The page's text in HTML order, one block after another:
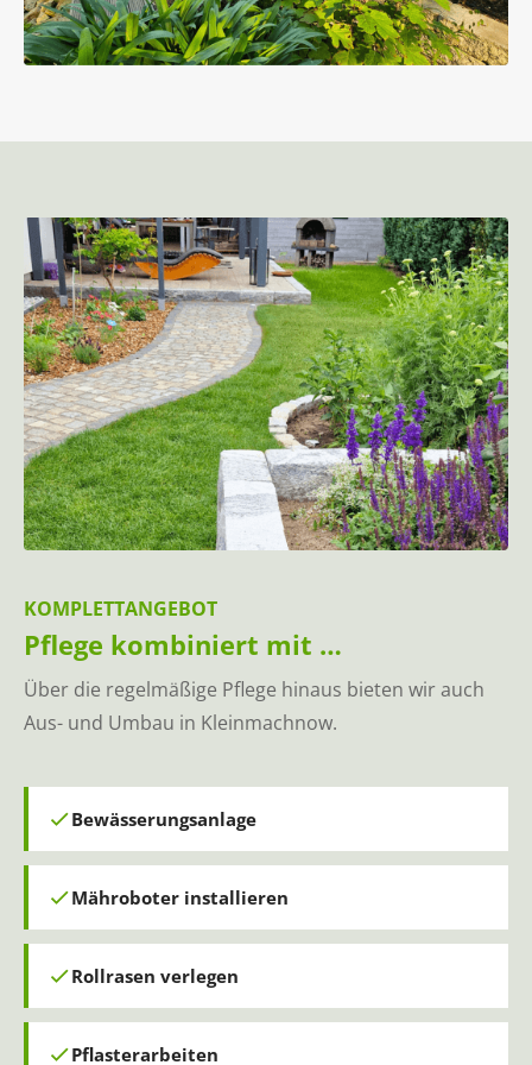
KOMPLETTANGEBOT
Pflege kombiniert mit …
Über die regelmäßige Pflege hinaus bieten wir auch
Aus- und Umbau in Kleinmachnow.
Bewässerungsanlage
Mähroboter installieren
Rollrasen verlegen
Pflasterarbeiten